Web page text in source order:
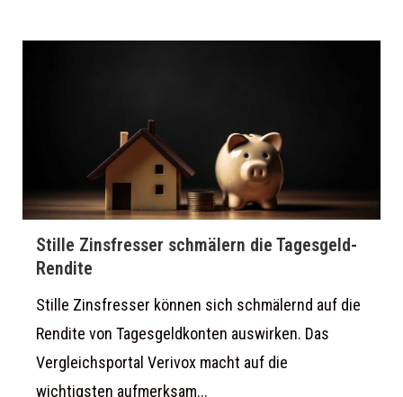
Stille Zinsfresser schmälern die Tagesgeld-
Rendite
Stille Zinsfresser können sich schmälernd auf die
Rendite von Tagesgeldkonten auswirken. Das
Vergleichsportal Verivox macht auf die
wichtigsten aufmerksam...